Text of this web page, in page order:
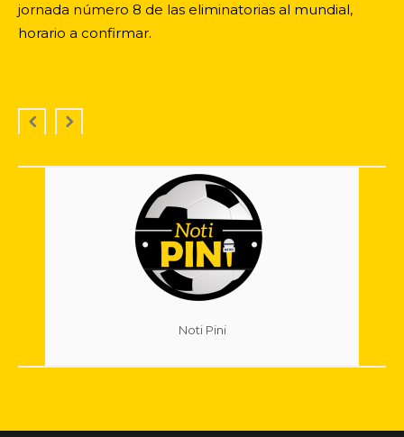
jornada número 8 de las eliminatorias al mundial,
horario a confirmar.
Noti Pini